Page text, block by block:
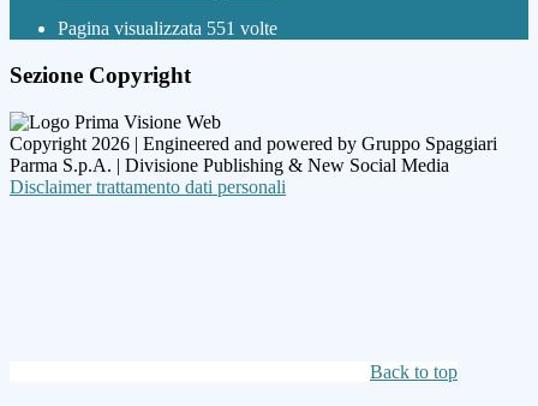
Pagina visualizzata 551 volte
Sezione Copyright
Copyright 2026 | Engineered and powered by Gruppo Spaggiari
Parma S.p.A. | Divisione Publishing & New Social Media
Disclaimer trattamento dati personali
Back to top